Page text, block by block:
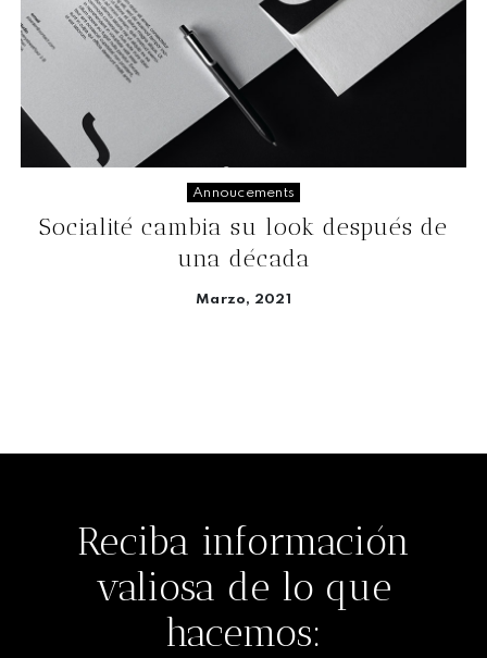
Annoucements
Socialité cambia su look después de
una década
Marzo, 2021
Reciba información
valiosa de lo que
hacemos: